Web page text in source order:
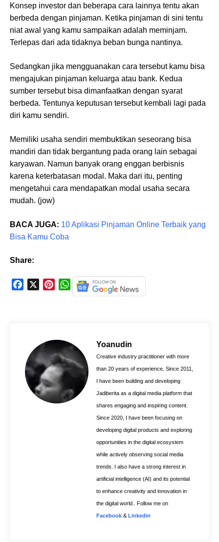
Konsep investor dan beberapa cara lainnya tentu akan
berbeda dengan pinjaman. Ketika pinjaman di sini tentu
niat awal yang kamu sampaikan adalah meminjam.
Terlepas dari ada tidaknya beban bunga nantinya.
Sedangkan jika mengguanakan cara tersebut kamu bisa
mengajukan pinjaman keluarga atau bank. Kedua
sumber tersebut bisa dimanfaatkan dengan syarat
berbeda. Tentunya keputusan tersebut kembali lagi pada
diri kamu sendiri.
Memiliki usaha sendiri membuktikan seseorang bisa
mandiri dan tidak bergantung pada orang lain sebagai
karyawan. Namun banyak orang enggan berbisnis
karena keterbatasan modal. Maka dari itu, penting
mengetahui cara mendapatkan modal usaha secara
mudah. (jow)
BACA JUGA: 10 Aplikasi Pinjaman Online Terbaik yang
Bisa Kamu Coba
Share:
k
r
e
s
t
W
h
A
p
p
Yoanudin
Creative industry practitioner with more
than 20 years of experience. Since 2011,
I have been building and developing
Jadiberita as a digital media platform that
shares engaging and inspiring content.
Since 2020, I have been focusing on
developing digital products and exploring
opportunities in the digital ecosystem
while actively observing social media
trends. I also have a strong interest in
artificial intelligence (AI) and its potential
to enhance creativity and innovation in
the digital world.. Follow me on
Facebook & Linkedin